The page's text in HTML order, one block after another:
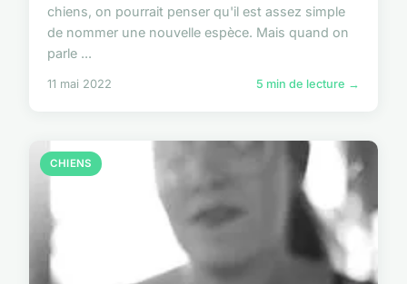
chiens, on pourrait penser qu'il est assez simple
de nommer une nouvelle espèce. Mais quand on
parle ...
11 mai 2022 5 min de lecture →
CHIENS